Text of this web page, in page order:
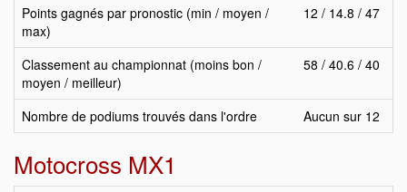
Points gagnés par pronostic (min / moyen /
max)
12 / 14.8 / 47
Classement au championnat (moins bon /
moyen / meilleur)
58 / 40.6 / 40
Nombre de podiums trouvés dans l'ordre Aucun sur 12
Motocross MX1